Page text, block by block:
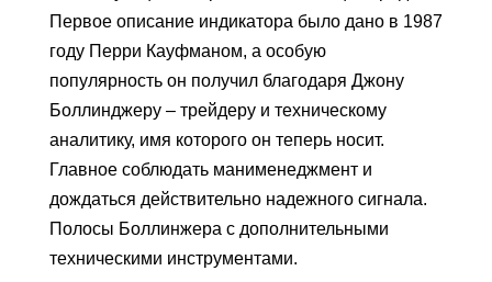
Первое описание индикатора было дано в 1987
году Перри Кауфманом, а особую
популярность он получил благодаря Джону
Боллинджеру – трейдеру и техническому
аналитику, имя которого он теперь носит.
Главное соблюдать манименеджмент и
дождаться действительно надежного сигнала.
Полосы Боллинжера с дополнительными
техническими инструментами.